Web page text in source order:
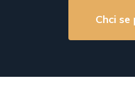
Chci